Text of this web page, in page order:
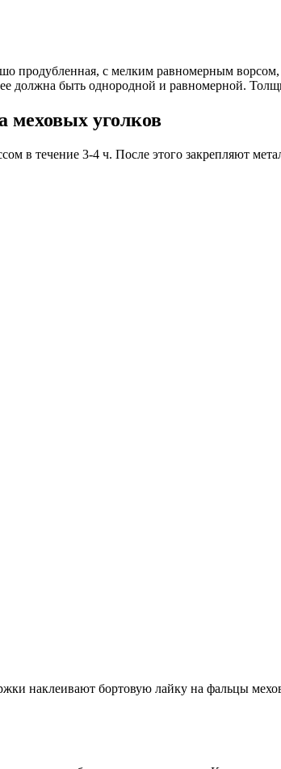
продубленная, c мелким равномерным
должна быть однородной и равномерной.
меховых уголков
в течение 3-4 ч. После этого закрепляют
наклеивают бортовую лайку на фальцы